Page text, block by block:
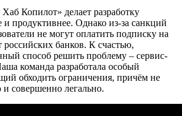
Копилот» делает разработку
и продуктивнее. Однако из-за санкций
не могут оплатить подписку на
банков. К счастью,
способ решить проблему – сервис-
команда разработала особый
обходить ограничения, причём не
и совершенно легально.